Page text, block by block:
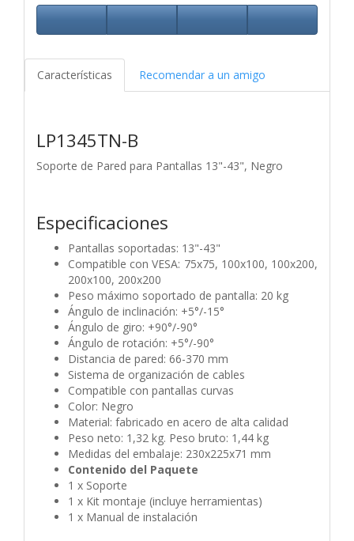
Características Recomendar a un amigo
LP1345TN-B
Soporte de Pared para Pantallas 13"-43", Negro
Especificaciones
Pantallas soportadas: 13"-43"
Compatible con VESA: 75x75, 100x100, 100x200,
200x100, 200x200
Peso máximo soportado de pantalla: 20 kg
Ángulo de inclinación: +5°/-15°
Ángulo de giro: +90°/-90°
Ángulo de rotación: +5°/-90°
Distancia de pared: 66-370 mm
Sistema de organización de cables
Compatible con pantallas curvas
Color: Negro
Material: fabricado en acero de alta calidad
Peso neto: 1,32 kg. Peso bruto: 1,44 kg
Medidas del embalaje: 230x225x71 mm
Contenido del Paquete
1 x Soporte
1 x Kit montaje (incluye herramientas)
1 x Manual de instalación